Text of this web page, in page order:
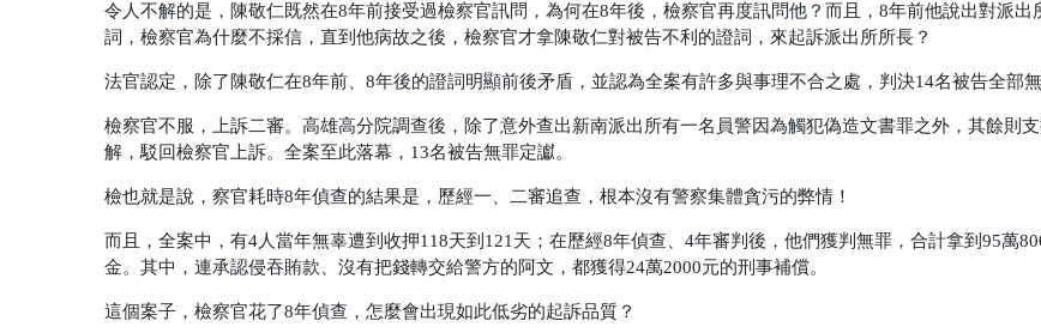
令人不解的是，陳敬仁既然在8年前接受過檢察官訊問，為何在8年後，檢察官再度訊問他？而且，8年前他說出對派出
詞，檢察官為什麼不採信，直到他病故之後，檢察官才拿陳敬仁對被告不利的證詞，來起訴派出所所長？
法官認定，除了陳敬仁在8年前、8年後的證詞明顯前後矛盾，並認為全案有許多與事理不合之處，判決14名被告全部無
檢察官不服，上訴二審。高雄高分院調查後，除了意外查出新南派出所有一名員警因為觸犯偽造文書罪之外，其餘則
解，駁回檢察官上訴。全案至此落幕，13名被告無罪定讞。
檢也就是說，察官耗時8年偵查的結果是，歷經一、二審追查，根本沒有警察集體貪污的弊情！
而且，全案中，有4人當年無辜遭到收押118天到121天；在歷經8年偵查、4年審判後，他們獲判無罪，合計拿到95萬
金。其中，連承認侵吞賄款、沒有把錢轉交給警方的阿文，都獲得24萬2000元的刑事補償。
這個案子，檢察官花了8年偵查，怎麼會出現如此低劣的起訴品質？